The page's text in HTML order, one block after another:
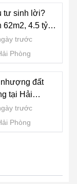
tư sinh lời?
62m2, 4.5 tỷ
kỳ vọng!
trước
Phòng
đất
tại Hải
trước
Phòng